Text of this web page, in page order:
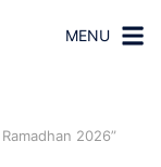
MENU
2026”